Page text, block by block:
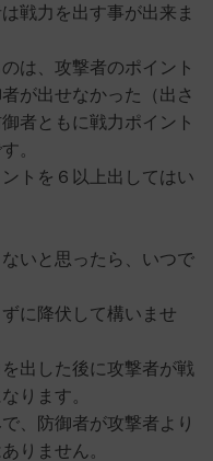
力を出す事が出来ま
、攻撃者のポイント
が出せなかった（出さ
者ともに戦力ポイント
。
６以上出してはい
いと思ったら、いつで
に降伏して構いませ
出した後に攻撃者が戦
ります。
防御者が攻撃者より
りません。